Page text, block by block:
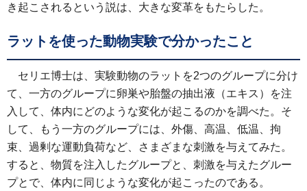
き起こされるという説は、大きな変革をもたらした。
ラットを使った動物実験で分かったこと
セリエ博士は、実験動物のラットを2つのグループに分け
て、一方のグループに卵巣や胎盤の抽出液（エキス）を注
入して、体内にどのような変化が起こるのかを調べた。そ
して、もう一方のグループには、外傷、高温、低温、拘
束、過剰な運動負荷など、さまざまな刺激を与えてみた。
すると、物質を注入したグループと、刺激を与えたグルー
プとで、体内に同じような変化が起こったのである。